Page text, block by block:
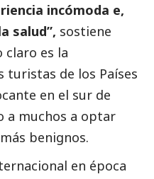
incómoda e,
salud”, sostiene
claro es la
turistas de los Países
en el sur de
a muchos a optar
benignos.
en época